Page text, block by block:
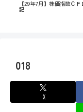
【29年7月】株価指数ＣＦ
記
018
X